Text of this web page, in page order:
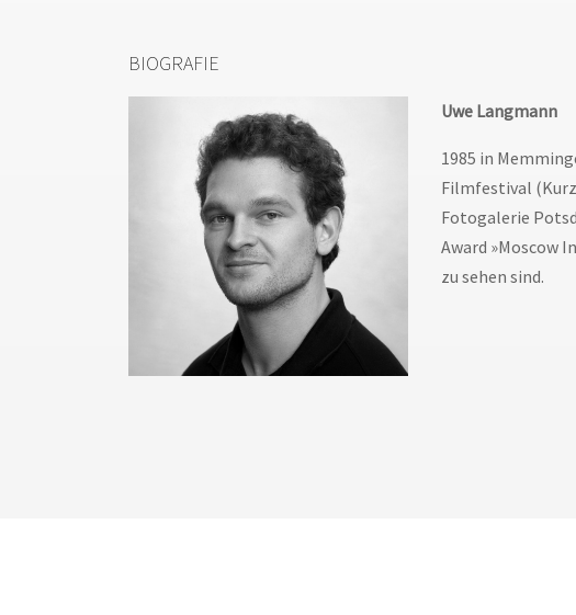
BIOGRAFIE
Uwe Langmann
1985 in
Filmfestival
Fotogalerie
Award »Moscow
zu sehen sind.